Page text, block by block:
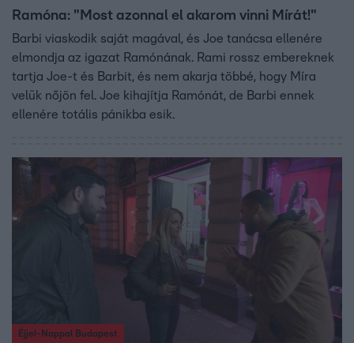
Ramóna: "Most azonnal el akarom vinni Mírát!"
Barbi viaskodik saját magával, és Joe tanácsa ellenére
elmondja az igazat Ramónának. Rami rossz embereknek
tartja Joe-t és Barbit, és nem akarja többé, hogy Míra
velük nőjön fel. Joe kihajítja Ramónát, de Barbi ennek
ellenére totális pánikba esik.
Éjjel-Nappal Budapest